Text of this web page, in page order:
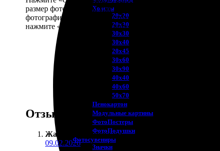
Холсты
20х20
20х30
30х30
30х40
20х45
30х60
30х90
40х40
40х60
50х70
Пенокартон
Модульные картины
ФотоПостеры
ФотоПодушки
Фотоcувениры
Значки
размер фотографии и тип рамки. Загрузите
фотографии в онлайн-конструктор,
нажмите «Добавить в корзину».
Отзывы
Жанна Воронцова :
09.02.2026